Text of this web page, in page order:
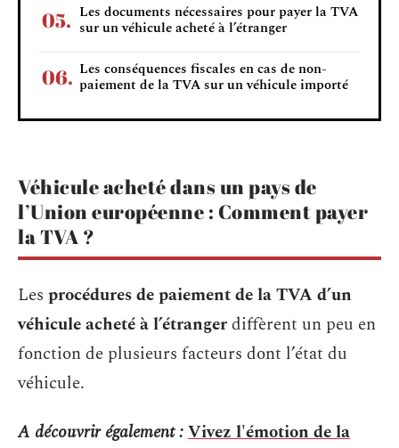
Les documents nécessaires pour payer la TVA
sur un véhicule acheté à l’étranger
Les conséquences fiscales en cas de non-
paiement de la TVA sur un véhicule importé
Véhicule acheté dans un pays de
l’Union européenne : Comment payer
la TVA ?
Les procédures de paiement de la TVA d’un
véhicule acheté à l’étrangerdiffèrent un peu en
fonction de plusieurs facteurs dont l’état du
véhicule.
A découvrir également :Vivez l'émotion de la